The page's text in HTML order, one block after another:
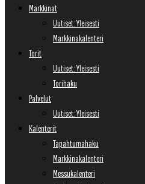
Markkinat
Uutiset: Yleisesti
Markkinakalenteri
Torit
Uutiset: Yleisesti
Torihaku
Palvelut
Uutiset: Yleisesti
Kalenterit
Tapahtumahaku
Markkinakalenteri
Messukalenteri